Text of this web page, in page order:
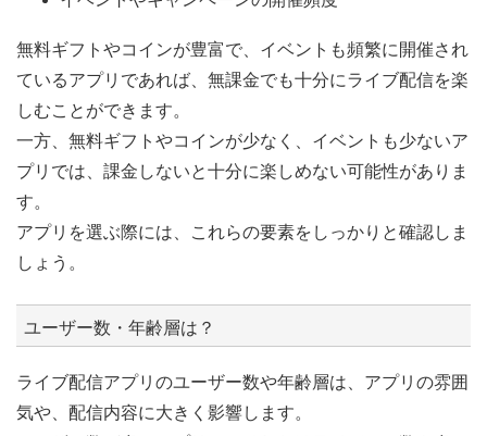
無料ギフトやコインが豊富で、イベントも頻繁に開催され
ているアプリであれば、無課金でも十分にライブ配信を楽
しむことができます。
一方、無料ギフトやコインが少なく、イベントも少ないア
プリでは、課金しないと十分に楽しめない可能性がありま
す。
アプリを選ぶ際には、これらの要素をしっかりと確認しま
しょう。
ユーザー数・年齢層は？
ライブ配信アプリのユーザー数や年齢層は、アプリの雰囲
気や、配信内容に大きく影響します。